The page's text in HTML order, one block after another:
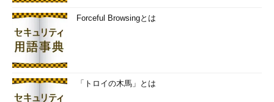
Forceful Browsingとは
「トロイの木馬」とは